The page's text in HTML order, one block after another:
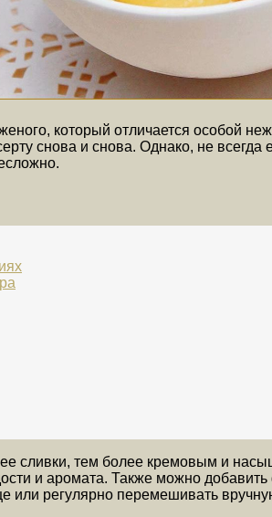
который отличается особой
снова и снова. Однако, не
сливки, тем более кремовым и
и аромата. Также можно
регулярно перемешивать